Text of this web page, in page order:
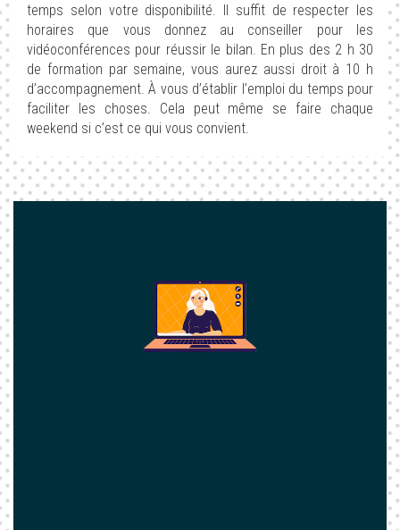
temps selon votre disponibilité. Il suffit de respecter les
horaires que vous donnez au conseiller pour les
vidéoconférences pour réussir le bilan. En plus des 2 h 30
de formation par semaine, vous aurez aussi droit à 10 h
d’accompagnement. À vous d’établir l’emploi du temps pour
faciliter les choses. Cela peut même se faire chaque
weekend si c’est ce qui vous convient.